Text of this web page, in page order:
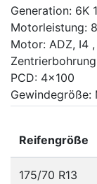
Generation: 6K
Motorleistung:
Motor: ADZ, I4
PCD: 4x100
Gewindegröße:
Reifengröße
175/70 R13